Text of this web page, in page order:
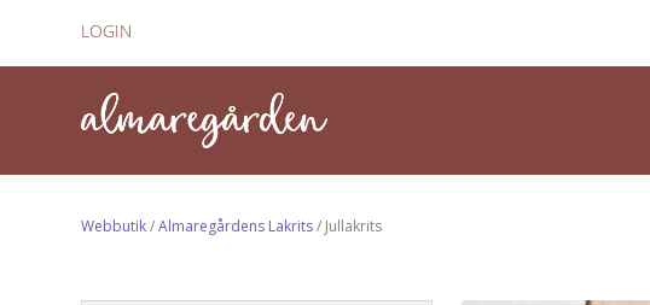
LOGIN
Webbutik/Almaregårdens Lakrits/ Jullakrits